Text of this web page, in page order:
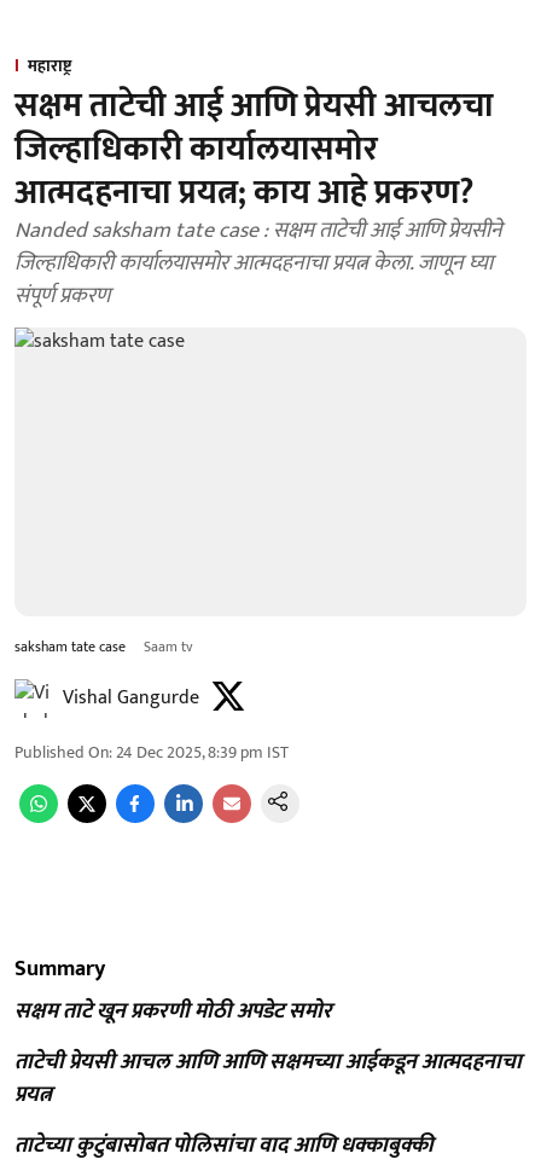
महाराष्ट्र
सक्षम ताटेची आई आणि प्रेयसी आचलचा
जिल्हाधिकारी कार्यालयासमोर
आत्मदहनाचा प्रयत्न; काय आहे प्रकरण?
Nanded saksham tate case : सक्षम ताटेची आई आणि प्रेयसीने
जिल्हाधिकारी कार्यालयासमोर आत्मदहनाचा प्रयत्न केला. जाणून घ्या
संपूर्ण प्रकरण
saksham tate case Saam tv
Vishal Gangurde
Published On:24 Dec 2025, 8:39 pm IST
Summary
सक्षम ताटे खून प्रकरणी मोठी अपडेट समोर
ताटेची प्रेयसी आचल आणि आणि सक्षमच्या आईकडून आत्मदहनाचा
प्रयत्न
ताटेच्या कुटुंबासोबत पोलिसांचा वाद आणि धक्काबुक्की